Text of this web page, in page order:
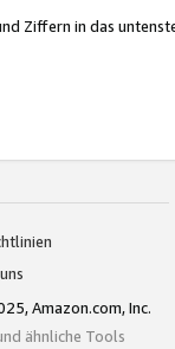
Ziffern in das
Amazon.com, Inc.
ähnliche Tools